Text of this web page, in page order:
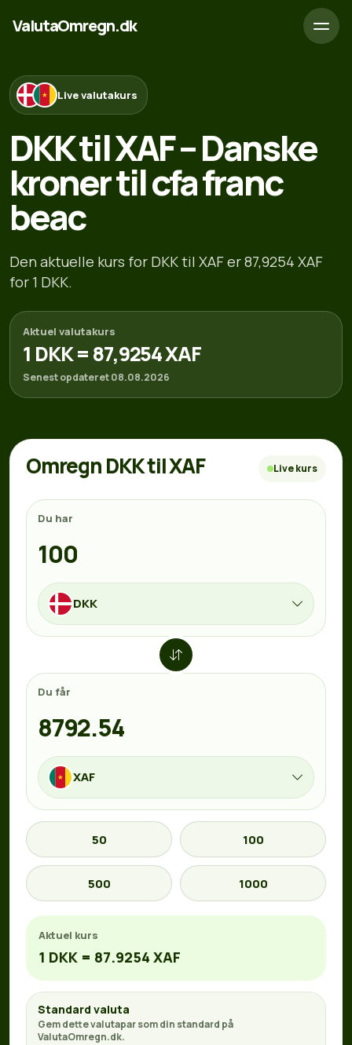
ValutaOmregn.dk
Live valutakurs
DKK til XAF – Danske
kroner til cfa franc
beac
Den aktuelle kurs for DKK til XAF er 87,9254 XAF
for 1 DKK.
Aktuel valutakurs
1 DKK = 87,9254 XAF
Senest opdateret 08.08.2026
Omregn DKK til XAF Live kurs
Du har
DKK
Du får
XAF
50 100
500 1000
Aktuel kurs
1 DKK = 87.9254 XAF
Standard valuta
Gem dette valutapar som din standard på
ValutaOmregn.dk.